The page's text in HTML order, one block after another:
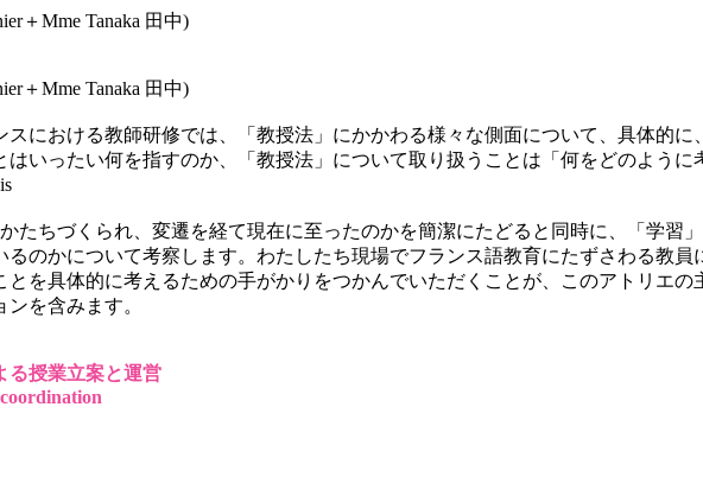
＋Mme Tanaka 田中)
＋Mme Tanaka 田中)
における教師研修では、「教授法」にかかわる様々な側面について、具体的
いったい何を指すのか、「教授法」について取り扱うことは「何をどのよう
かたちづくられ、変遷を経て現在に至ったのかを簡潔にたどると同時に、「学
のかについて考察します。わたしたち現場でフランス語教育にたずさわる教
とを具体的に考えるための手がかりをつかんでいただくことが、このアトリエ
を含みます。
る授業立案と運営